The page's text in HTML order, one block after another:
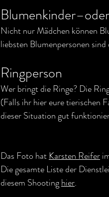
Nicht nur Mädchen können
liebsten Blumenpersonen
Ringperson
Wer bringt die Ringe? Die
(Falls ihr hier eure tierischen
dieser Situation gut
Das Foto hat Karsten Reifer
Die gesamte Liste der
diesem Shooting hier.